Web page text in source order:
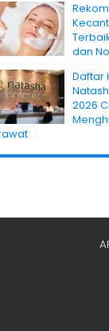
dan
Daftar
2026